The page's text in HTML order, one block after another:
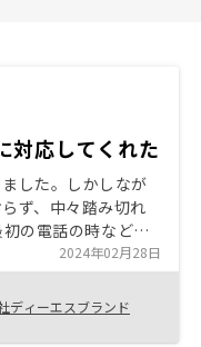
対応してくれた
した。しかしなが
ず、中々踏み切れ
の電話の時など
ましまが、リモー
いたので、不安は
長期運用は、これ
ます。 その点に安
2024年02月28日
ディーエスブランド